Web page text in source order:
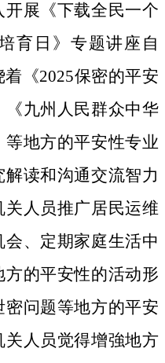
展《下载全民一个
育日》专题讲座自
《2025保密的平安
九州人民群众中华
地方的平安性专业
读和沟通交流智力
人员推广居民运维
、定期家庭生活中
的平安性的活动形
问题等地方的平安
人员觉得增強地方